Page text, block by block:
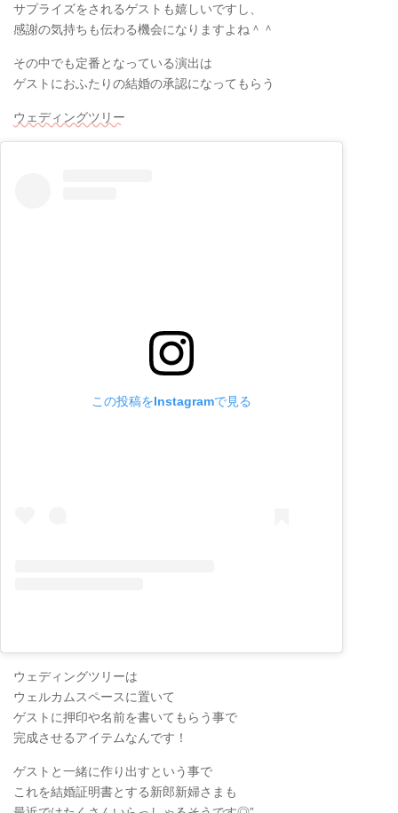
サプライズをされるゲストも嬉しいですし、
感謝の気持ちも伝わる機会になりますよね＾＾
その中でも定番となっている演出は
ゲストにおふたりの結婚の承認になってもらう
ウェディングツリー
この投稿をInstagramで見る
ウェディングツリーは
ウェルカムスペースに置いて
ゲストに押印や名前を書いてもらう事で
完成させるアイテムなんです！
ゲストと一緒に作り出すという事で
これを結婚証明書とする新郎新婦さまも